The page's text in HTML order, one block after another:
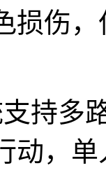
损伤
持多
动，